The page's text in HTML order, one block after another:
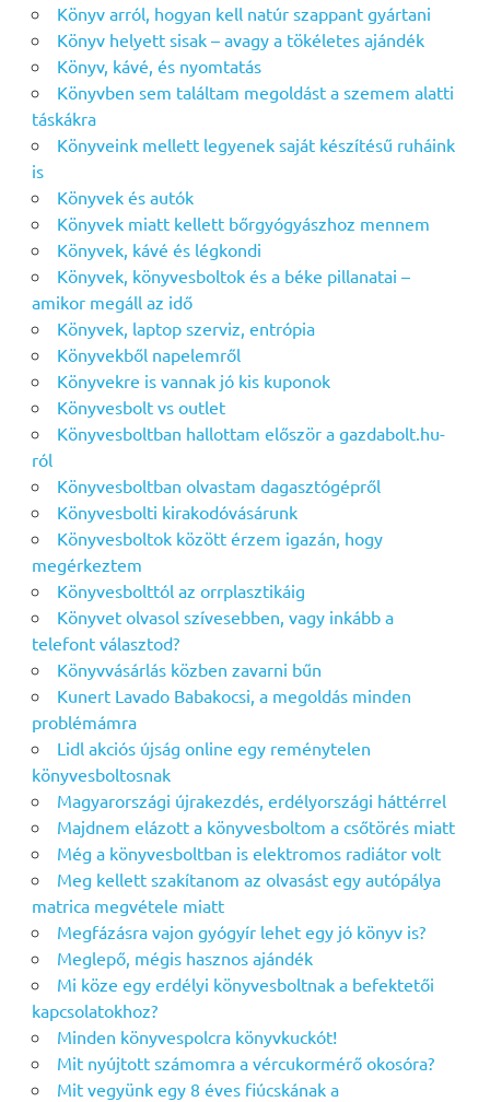
Könyv arról, hogyan kell natúr szappant gyártani
Könyv helyett sisak – avagy a tökéletes ajándék
Könyv, kávé, és nyomtatás
Könyvben sem találtam megoldást a szemem alatti
táskákra
Könyveink mellett legyenek saját készítésű ruháink
is
Könyvek és autók
Könyvek miatt kellett bőrgyógyászhoz mennem
Könyvek, kávé és légkondi
Könyvek, könyvesboltok és a béke pillanatai –
amikor megáll az idő
Könyvek, laptop szerviz, entrópia
Könyvekből napelemről
Könyvekre is vannak jó kis kuponok
Könyvesbolt vs outlet
Könyvesboltban hallottam először a gazdabolt.hu-
ról
Könyvesboltban olvastam dagasztógépről
Könyvesbolti kirakodóvásárunk
Könyvesboltok között érzem igazán, hogy
megérkeztem
Könyvesbolttól az orrplasztikáig
Könyvet olvasol szívesebben, vagy inkább a
telefont választod?
Könyvvásárlás közben zavarni bűn
Kunert Lavado Babakocsi, a megoldás minden
problémámra
Lidl akciós újság online egy reménytelen
könyvesboltosnak
Magyarországi újrakezdés, erdélyországi háttérrel
Majdnem elázott a könyvesboltom a csőtörés miatt
Még a könyvesboltban is elektromos radiátor volt
Meg kellett szakítanom az olvasást egy autópálya
matrica megvétele miatt
Megfázásra vajon gyógyír lehet egy jó könyv is?
Meglepő, mégis hasznos ajándék
Mi köze egy erdélyi könyvesboltnak a befektetői
kapcsolatokhoz?
Minden könyvespolcra könyvkuckót!
Mit nyújtott számomra a vércukormérő okosóra?
Mit vegyünk egy 8 éves fiúcskának a